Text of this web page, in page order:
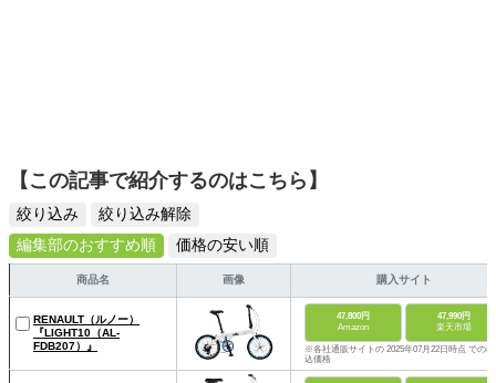
【この記事で紹介するのはこちら】
絞り込み
絞り込み解除
編集部のおすすめ順
価格の安い順
商品名 画像 購入サイト
RENAULT（ルノー）
『LIGHT10（AL-
FDB207）』
47,800円
Amazon
47,990円
楽天市場
※各社通販サイトの 2025年07月22日時点 での税
込価格